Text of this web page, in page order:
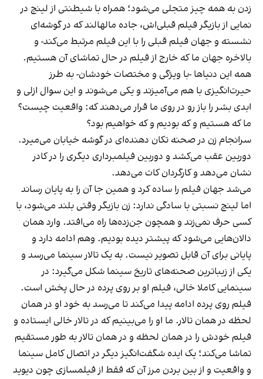
زدن به همه چیز متجلی می‌شود؛ همراه با شیطنتی از لینچ در
نمایی از بازیگر فیلم قبلی‌اش، جاده مالهالند که در گوشه‌ای
نشسته و جهان فیلم قبلی را با این فیلم مرتبط می‌کند- و
بالاخره جهان ما که خارج از فیلم در حال تماشای آن هستیم.
همه این دنیاها -با ویژگی و مختصات خودشان- به طرز
حیرت‌انگیزی با هم می‌آمیزند و یکی می‌شوند و این سوال ازلی و
ابدی بشر را باز رو در روی ما قرار می‌دهند که: واقعیت چیست؟
ما که هستیم و که بودیم و که خواهیم بود؟
سرانجام زن در صحنه تکان دهنده‌ای در گوشه خیابان می‌میرد.
دوربین عقب می‌کشد و دوربین فیلمبرداری دیگری را در کادر
نشان می‌دهد و کارگردان کات می‌دهد.
می‌شد جهان فیلم را ساده کرد و همین جا آن را به پایان رساند
اما لینچ نسبتی با سادگی ندارد: زن بازیگر وقتی بلند می‌شود، با
کسی حرف نمی‌زند و همچون جن‌زده‌ها راه می‌افتد. وارد همان
دالان‌هایی می‌شود که پیشتر دیده بودیم. وهم ادامه دارد و
پایانی برای آن قابل تصویر نیست. به یک تالار سینما می‌رسد و
یکی از زیباترین صحنه‌های تاریخ سینما شکل می‌گیرد: در
سینمایی کاملا خالی، فیلم او بر روی پرده در حال پخش است.
فیلم روی پرده ادامه پیدا می‌کند تا می‌رسد به خود او در همان
لحظه در همان تالار. ما او را می‌بینیم که در تالار خالی ایستاده و
فیلم خودش را در همان لحظه و در همان تالار به طور مستقیم
تماشا می‌کند؛ یک ایده شگفت‌انگیز دیگر در اتصال کامل سینما
و واقعیت و از بین بردن مرز آن که فقط از فیلمسازی چون دیوید